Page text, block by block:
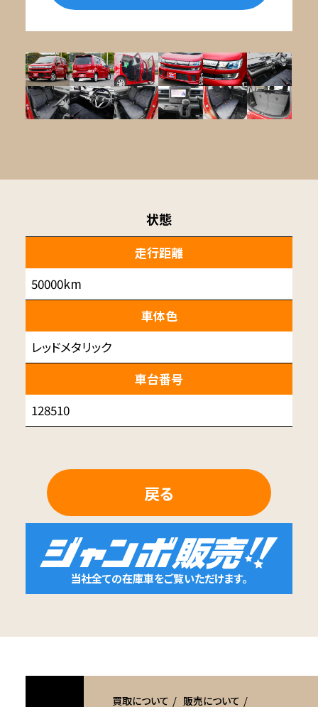
状態
走行距離
50000km
車体色
レッドメタリック
車台番号
128510
戻る
当社全ての在庫車をご覧いただけます。
買取について 販売について